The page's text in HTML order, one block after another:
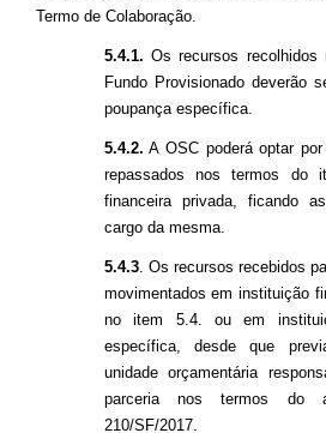
Termo de Colaboração.
5.4.1. Os recursos
Fundo Provisionado deverão
poupança específica.
5.4.2. A OSC poderá optar
repassados nos termos do
financeira privada, ficando
cargo da mesma.
5.4.3. Os recursos recebidos
movimentados em instituição
no item 5.4. ou em
específica, desde que
unidade orçamentária
parceria nos termos do
210/SF/2017.